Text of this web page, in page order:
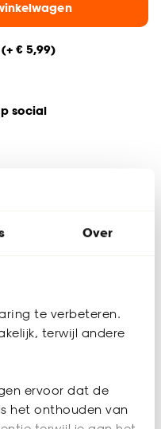
Over
te verbeteren.
terwijl andere
ervoor dat de
het onthouden van
€ 5,99)
social
interieur een
geribbelde tafelblad
dit tafeltje tot een echte
salontafel voor
Dankzij het
in elke ruimte een plekje
bijzettafels in